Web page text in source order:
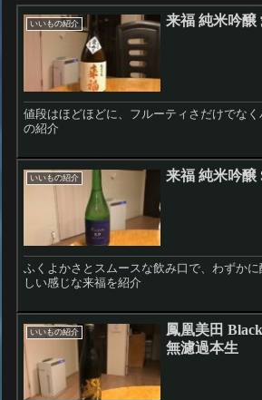
いいもの紹介 来福 純米吟
値段はほどほどに、フルーティさだけでな
の紹介
いいもの紹介 来福 純米吟醸
ふくよかさとスムースな飲み口で、わずか
しい感じな来福を紹介
いいもの紹介
鳳凰美田
無濾過本生